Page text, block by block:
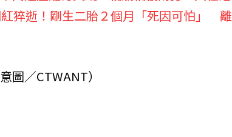
猝逝！剛生二胎２個月「死因可怕」
圖／CTWANT）